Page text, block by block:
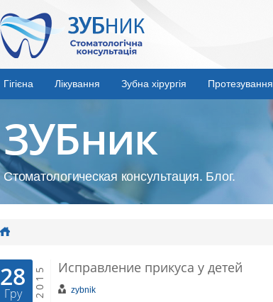
Гігієна Лікування Зубна хірургія Протезування
ЗУБник
Стоматологическая консультация. Блог.
28
Гру 2015 Исправление прикуса у детей
zybnik